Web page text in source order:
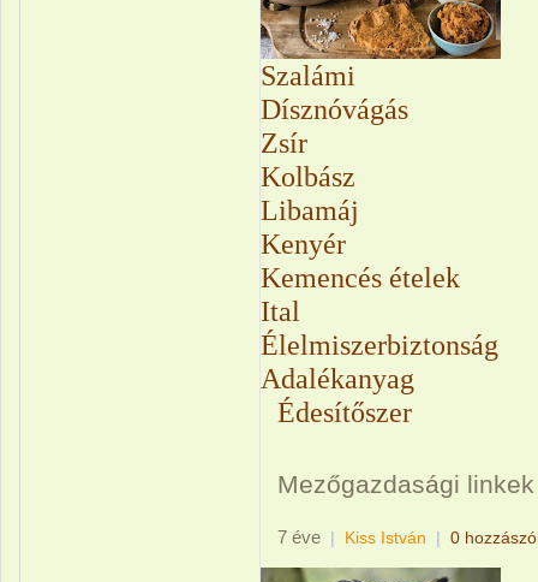
Szalámi
Dísznóvágás
Zsír
Kolbász
Libamáj
Kenyér
Kemencés ételek
Ital
Élelmiszerbiztonság
Adalékanyag
Édesítőszer
Mezőgazdasági linkek
7 éve | Kiss István | 0